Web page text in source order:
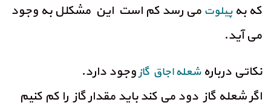
که بهپیلوت می رسد کم است این مشکلل به وجود
می آید.
نکاتی دربارهشعله اجاق گازوجود دارد.
اگر شعله گاز دود می کند باید مقدار گاز را کم کنیم